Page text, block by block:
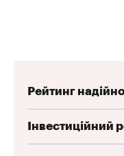
Рейтинг
Інвестиційний